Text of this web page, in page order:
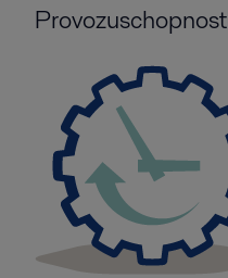
Provozuschopnost